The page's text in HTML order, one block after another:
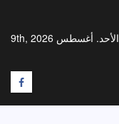
الأحد. أغسطس 9th, 2026
F